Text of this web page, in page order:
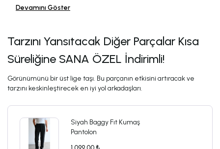
Devamını Göster
Tarzını Yansıtacak Diğer Parçalar Kısa
Süreliğine SANA ÖZEL İndirimli!
Görünümünü bir üst lige taşı. Bu parçanın etkisini artıracak ve
tarzını keskinleştirecek en iyi yol arkadaşları.
Siyah Baggy Fıt Kumaş
Pantolon